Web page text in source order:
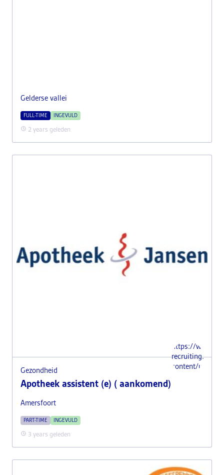
Gelderse vallei
FULL-TIME INGEVULD
2 years geleden
https://www.i-
recruiting.nl/
content/
Gezondheid
Apotheek assistent (e) ( aankomend)
Amersfoort
PART-TIME INGEVULD
3 years geleden